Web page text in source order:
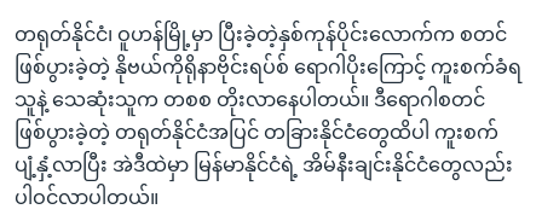
တရုတ်နိုင်ငံ၊ ဝူဟန်မြို့မှာ ပြီးခဲ့တဲ့နှစ်ကုန်ပိုင်းလောက်က စတင်
ဖြစ်ပွားခဲ့တဲ့ နိုဗယ်ကိုရိုနာဗိုင်းရပ်စ် ရောဂါပိုးကြောင့် ကူးစက်ခံရ
သူနဲ့ သေဆုံးသူက တစစ တိုးလာနေပါတယ်။ ဒီရောဂါစတင်
ဖြစ်ပွားခဲ့တဲ့ တရုတ်နိုင်ငံအပြင် တခြားနိုင်ငံတွေထိပါ ကူးစက်
ပျံ့နှံ့လာပြီး အဲဒီထဲမှာ မြန်မာနိုင်ငံရဲ့ အိမ်နီးချင်းနိုင်ငံတွေလည်း
ပါဝင်လာပါတယ်။